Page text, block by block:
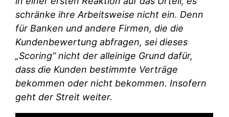
schränke ihre Arbeitsweise nicht ein. Denn
für Banken und andere Firmen, die die
Kundenbewertung abfragen, sei dieses
„Scoring“ nicht der alleinige Grund dafür,
dass die Kunden bestimmte Verträge
bekommen oder nicht bekommen. Insofern
geht der Streit weiter.